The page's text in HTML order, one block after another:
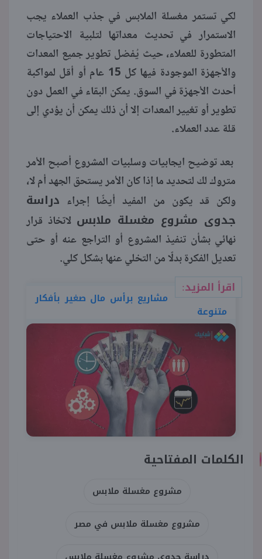
لكي تستمر مغسلة الملابس في جذب العملاء يجب
الاستمرار في تحديث معداتها لتلبية الاحتياجات
المتطورة للعملاء، حيث يُفضل تطوير جميع المعدات
والأجهزة الموجودة فيها كل 15 عام أو أقل لمواكبة
أحدث الأجهزة في السوق. يمكن البقاء في العمل دون
تطوير أو تغيير المعدات إلا أن ذلك يمكن أن يؤدي إلى
قلة عدد العملاء.
بعد توضيح ايجابيات وسلبيات المشروع أصبح الأمر
متروك لك لتحديد ما إذا كان الأمر يستحق الجهد أم لا،
ولكن قد يكون من المفيد أيضًا إجراء دراسة
جدوى مشروع مغسلة ملابس لاتخاذ قرار
نهائي بشأن تنفيذ المشروع أو التراجع عنه أو حتى
تعديل الفكرة بدلًا من التخلي عنها بشكل كلي.
اقرأ المزيد:
مشاريع برأس مال صغير بأفكار
متنوعة
الكلمات المفتاحية
مشروع مغسلة ملابس
مشروع مغسلة ملابس في مصر